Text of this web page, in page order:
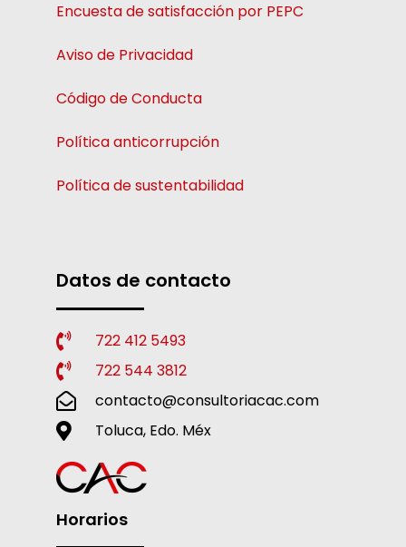
Encuesta de satisfacción por PEPC
Aviso de Privacidad
Código de Conducta
Política anticorrupción
Política de sustentabilidad
Datos de contacto
722 412 5493
722 544 3812
contacto@consultoriacac.com
Toluca, Edo. Méx
Horarios